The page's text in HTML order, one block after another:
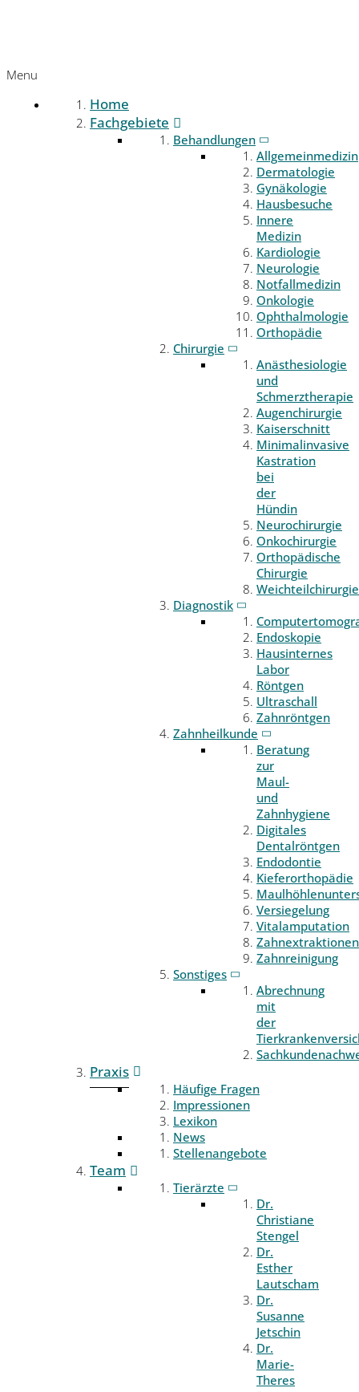
Menu
Home
Fachgebiete
Behandlungen
Allgemeinmedizin
Dermatologie
Gynäkologie
Hausbesuche
Innere
Medizin
Kardiologie
Neurologie
Notfallmedizin
Onkologie
Ophthalmologie
Orthopädie
Chirurgie
Anästhesiologie
und
Schmerztherapie
Augenchirurgie
Kaiserschnitt
Minimalinvasive
Kastration
bei
der
Hündin
Neurochirurgie
Onkochirurgie
Orthopädische
Chirurgie
Weichteilchirurgie
Diagnostik
Endoskopie
Hausinternes
Labor
Röntgen
Ultraschall
Zahnröntgen
Zahnheilkunde
Beratung
zur
Maul-
und
Zahnhygiene
Digitales
Dentalröntgen
Endodontie
Kieferorthopädie
Versiegelung
Vitalamputation
Zahnextraktionen
Zahnreinigung
Sonstiges
Abrechnung
mit
der
Praxis
Häufige Fragen
Impressionen
Lexikon
News
Stellenangebote
Team
Tierärzte
Dr.
Christiane
Stengel
Dr.
Esther
Lautscham
Dr.
Susanne
Jetschin
Dr.
Marie-
Theres